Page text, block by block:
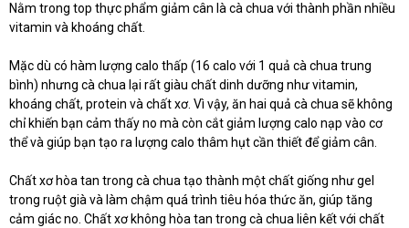
Nằm trong top thực phẩm giảm cân là cà chua với thành phần nhiều
vitamin và khoáng chất.
Mặc dù có hàm lượng calo thấp (16 calo với 1 quả cà chua trung
bình) nhưng cà chua lại rất giàu chất dinh dưỡng như vitamin,
khoáng chất, protein và chất xơ. Vì vậy, ăn hai quả cà chua sẽ không
chỉ khiến bạn cảm thấy no mà còn cắt giảm lượng calo nạp vào cơ
thể và giúp bạn tạo ra lượng calo thâm hụt cần thiết để giảm cân.
Chất xơ hòa tan trong cà chua tạo thành một chất giống như gel
trong ruột già và làm chậm quá trình tiêu hóa thức ăn, giúp tăng
cảm giác no. Chất xơ không hòa tan trong cà chua liên kết với chất